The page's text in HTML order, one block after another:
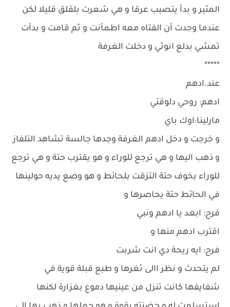
المثير و بدأ يتصبب عرقا و هي شعرت بلقلق قليلا لكن
عندما وجدت أن الفتاه معه اطمأنت و ثم قامت و بدأت
تمشي بدلع انوثي و دخلت الغرفة
*****
عند.ادهم
ادهم: روحي دلوقتي
مارلينا:اوك باي
و خرجت و دخل ادهم الغرفة وجدها جالسة تشاهد التلفاز
و ذهب اليها و هي ترجع للوراء و هو يقترب حتة و هي ترجع
للوراء بخوف حتة التزقت بلحائط و هو وضع يديه حولينها
في الحائط حتة يحاصرها و
فرح: ابعد يا ادهم ونبي
اقترب ادهم منها و
فرح: ايه ريحة دي انت شربت
لم يتحدث و نظر االى ثغرها و طبع قبلة قوية في
شفايفها كانت تنزل من عينيها دموع بغزارة لكنها